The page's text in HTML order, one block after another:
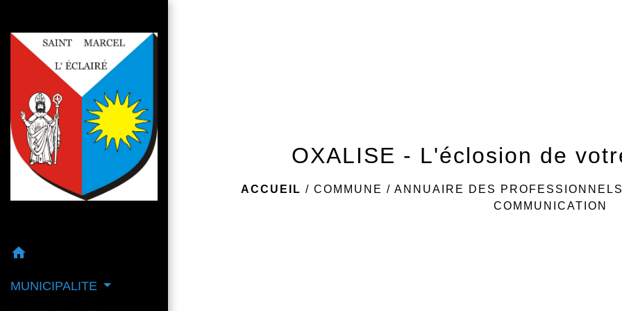
home
MUNICIPALITE
OXALISE - L'éclosion de
ACCUEIL /COMMUNE /ANNUAIRE DES
COMMUNICATION